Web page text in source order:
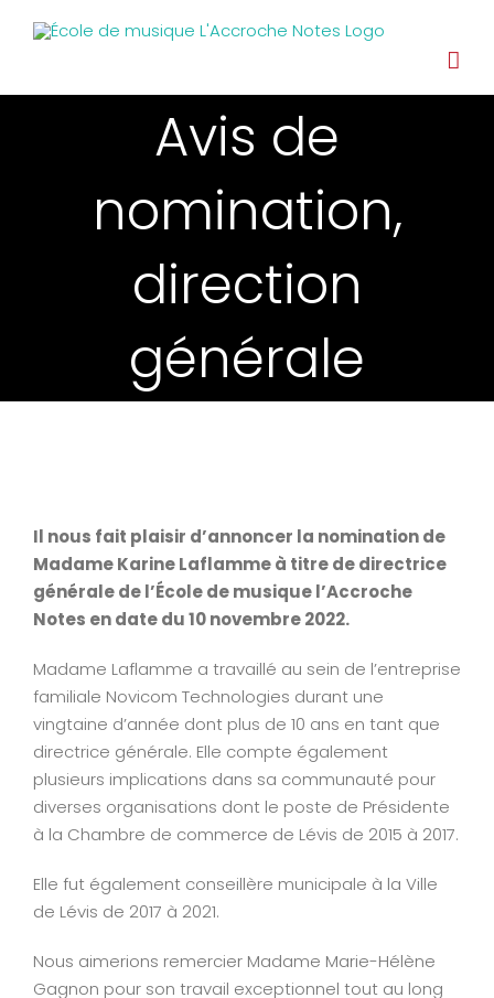
Avis de
nomination,
direction
générale
Larger
Image
Il nous fait plaisir d’annoncer la nomination de
Madame Karine Laflamme à titre de directrice
générale de l’École de musique l’Accroche
Notes en date du 10 novembre 2022.
Madame Laflamme a travaillé au sein de l’entreprise
familiale Novicom Technologies durant une
vingtaine d’année dont plus de 10 ans en tant que
directrice générale. Elle compte également
plusieurs implications dans sa communauté pour
diverses organisations dont le poste de Présidente
à la Chambre de commerce de Lévis de 2015 à 2017.
Elle fut également conseillère municipale à la Ville
de Lévis de 2017 à 2021.
Nous aimerions remercier Madame Marie-Hélène
Gagnon pour son travail exceptionnel tout au long